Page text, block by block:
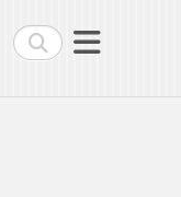
Search